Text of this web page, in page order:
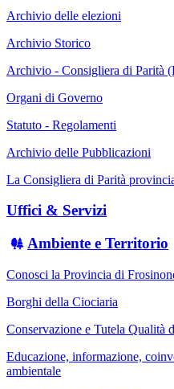
Archivio delle elezioni
Archivio Storico
Archivio - Consigliera di Parità
Organi di Governo
Statuto - Regolamenti
Archivio delle Pubblicazioni
La Consigliera di Parità
Uffici & Servizi
Ambiente e Territorio
Conosci la Provincia di
Borghi della Ciociaria
Conservazione e Tutela Qualità
Educazione, informazione,
ambientale